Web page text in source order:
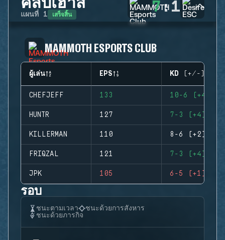
แผนที่ 1 เสร็จสิ้น 7:1
MAMMOTH ESPORTS CLUB
ผู้เล่น EPS KD (+/-)
CHEFJEFF 133 10-6 (+4)
HUNTR 127 7-3 (+4)
KILLERMAN 110 8-6 (+2)
FRIQZAL 121 7-3 (+4)
JPK 105 6-5 (+1)
รอบ
ชนะตามเวลา
ชนะด้วยการสังหาร
ชนะด้วยภารกิจ